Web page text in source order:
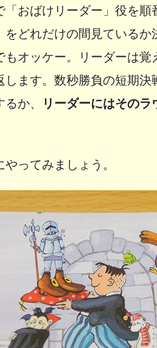
「おばけリーダー」役を
どれだけの間見ている
オッケー。リーダーは
します。数秒勝負の短期
か、
リーダーにはその
ってみましょう。